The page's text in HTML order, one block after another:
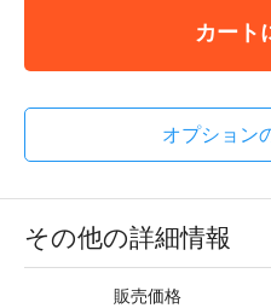
カート
オプション
その他の詳細情報
販売価格